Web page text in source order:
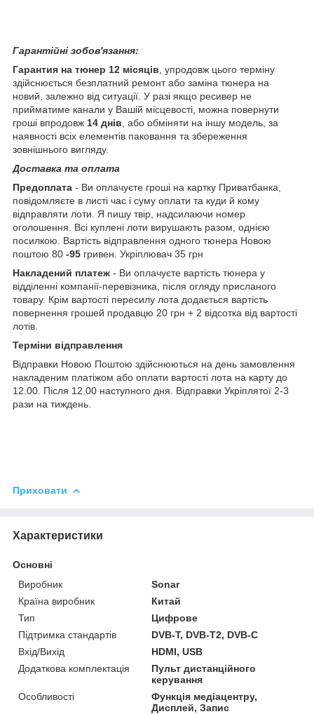
Гарантійні зобов'язання:
Гарантия на тюнер 12 місяців , упродовж цього терміну
здійснюється безплатний ремонт або заміна тюнера на
новий, залежно від ситуації. У разі якщо ресивер не
прийматиме канали у Вашій місцевості, можна повернути
гроші впродовж 14 днів , або обміняти на іншу модель, за
наявності всіх елементів паковання та збереження
зовнішнього вигляду.
Доставка та оплата
Предоплата - Ви оплачуєте гроші на картку Приватбанка,
повідомляєте в листі час і суму оплати та куди й кому
відправляти лоти. Я пишу твір, надсилаючи номер
оголошення. Всі куплені лоти вирушають разом, однією
посилкою. Вартість відправлення одного тюнера Новою
поштою 80 -95 гривен. Укріплювач 35 грн
Накладений платеж - Ви оплачуєте вартість тюнера у
відділенні компанії-перевізника, після огляду присланого
товару. Крім вартості пересилу лота додається вартість
повернення грошей продавцю 20 грн + 2 відсотка від вартості
лотів.
Терміни відправлення
Відправки Новою Поштою здійснюються на день замовлення
накладеним платіжом або оплати вартості лота на карту до
12.00. Після 12.00 наступного дня. Відправки Укріплятої 2-3
рази на тиждень.
Приховати
Характеристики
Основні
Виробник
Sonar
Країна виробник
Китай
Тип
Цифрове
Підтримка стандартів
DVB-T, DVB-T2, DVB-C
Вхід/Вихід
HDMI, USB
Додаткова комплектація
Пульт дистанційного
керування
Особливості
Функція медіацентру,
Дисплей, Запис